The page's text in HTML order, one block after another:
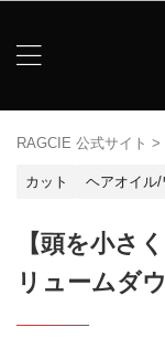
RAGCIE 公式サイト >
カット ヘアオイル/
【頭を小さ
リュームダ